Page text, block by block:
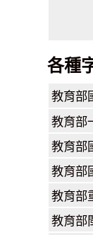
各種
教育部
教育部
教育部
教育部
教育部
教育部